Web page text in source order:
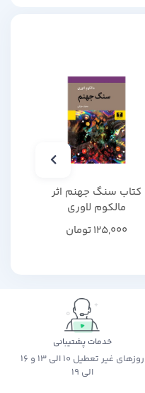
کتاب سنگ جهنم اثر
مالکوم لاوری
125,000تومان
خدمات پشتیبانی
روزهای غیر تعطیل 10 الی 13 و 16
الی 19